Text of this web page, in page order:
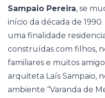
Sampaio Pereira, se
início da década de
uma finalidade
construídas com filhos,
familiares e muitos
arquiteta Laís Sampaio,
ambiente “Varanda de